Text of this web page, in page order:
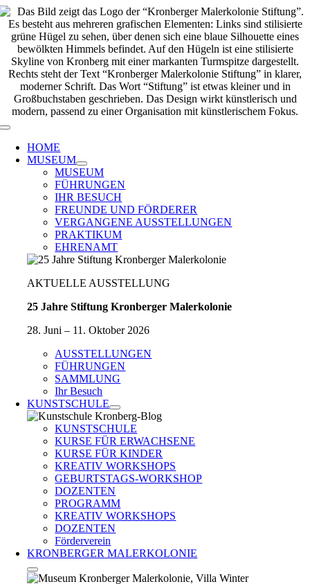
Zum
Inhalt
springen
Toggle
Navigation
HOME
MUSEUM
MUSEUM
FÜHRUNGEN
IHR BESUCH
FREUNDE UND FÖRDERER
VERGANGENE AUSSTELLUNGEN
PRAKTIKUM
EHRENAMT
AKTUELLE AUSSTELLUNG
25 Jahre Stiftung Kronberger Malerkolonie
28. Juni – 11. Oktober 2026
AUSSTELLUNGEN
FÜHRUNGEN
SAMMLUNG
Ihr Besuch
KUNSTSCHULE
KUNSTSCHULE
KURSE FÜR ERWACHSENE
KURSE FÜR KINDER
KREATIV WORKSHOPS
GEBURTSTAGS-WORKSHOP
DOZENTEN
PROGRAMM
KREATIV WORKSHOPS
DOZENTEN
Förderverein
KRONBERGER MALERKOLONIE